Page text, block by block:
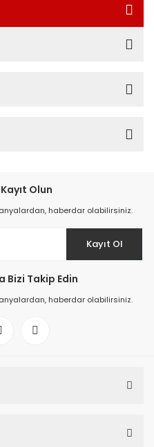
Olun
haberdar olabilirsiniz.
Kayıt Ol
Bizi Takip Edin
haberdar olabilirsiniz.